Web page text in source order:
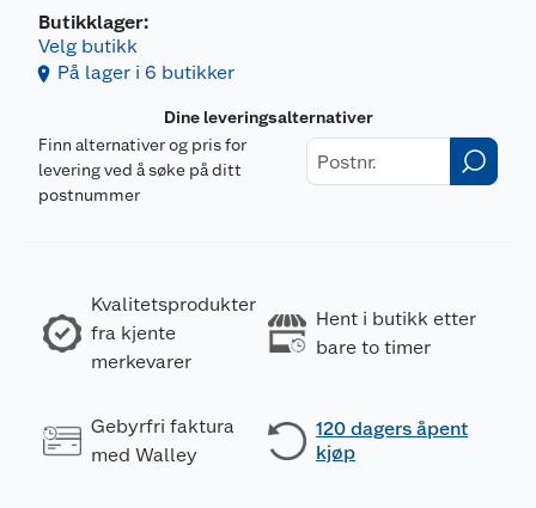
Butikklager:
Velg butikk
På lager i 6 butikker
Dine leveringsalternativer
Finn alternativer og pris for
levering ved å søke på ditt
postnummer
Kvalitetsprodukter
fra kjente
merkevarer
Hent i butikk etter
bare to timer
Gebyrfri faktura
med Walley
120 dagers åpent
kjøp
Merking